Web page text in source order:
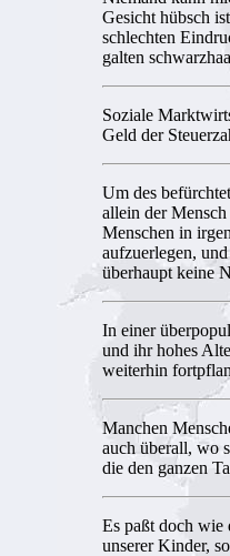
Gesicht hübsch
schlechten
galten
Soziale
Geld der
Um des
allein der
Menschen in
aufzuerlegen,
überhaupt keine
In einer
und ihr hohes
weiterhin
Manchen
auch überall, wo
die den ganzen
Es paßt doch wie
unserer Kinder,